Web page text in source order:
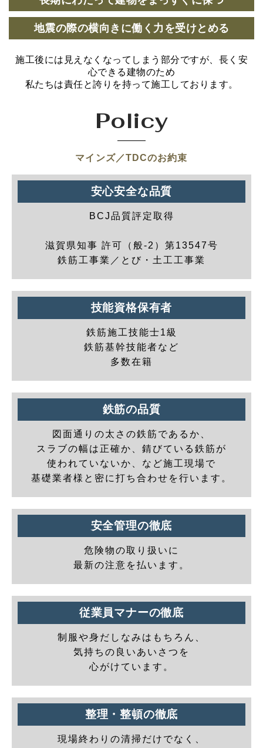
地震の際の横向きに働く力を受けとめる
施工後には見えなくなってしまう部分ですが、長く安
心できる建物のため
私たちは責任と誇りを持って施工しております。
Policy
マインズ／TDCのお約束
安心安全な品質
BCJ品質評定取得
滋賀県知事 許可（般-2）第13547号
鉄筋工事業／とび・土工工事業
技能資格保有者
鉄筋施工技能士1級
鉄筋基幹技能者など
多数在籍
鉄筋の品質
図面通りの太さの鉄筋であるか、
スラブの幅は正確か、錆びている鉄筋が
使われていないか、など施工現場で
基礎業者様と密に打ち合わせを行います。
安全管理の徹底
危険物の取り扱いに
最新の注意を払います。
従業員マナーの徹底
制服や身だしなみはもちろん、
気持ちの良いあいさつを
心がけています。
整理・整頓の徹底
現場終わりの清掃だけでなく、